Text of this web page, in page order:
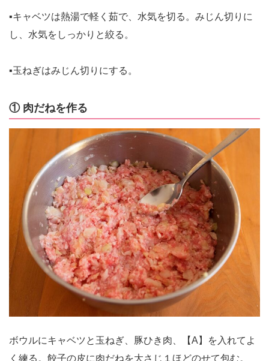
▪️キャベツは熱湯で軽く茹で、水気を切る。みじん切りに
し、水気をしっかりと絞る。
▪️玉ねぎはみじん切りにする。
① 肉だねを作る
ボウルにキャベツと玉ねぎ、豚ひき肉、【A】を入れてよ
く練る。餃子の皮に肉だねを大さじ１ほどのせて包む。